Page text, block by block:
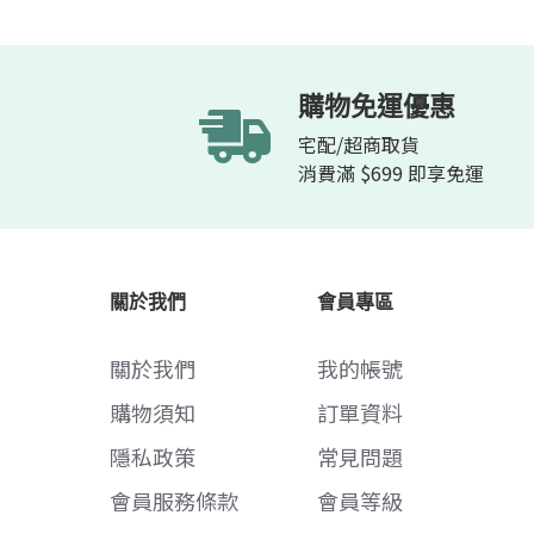
購物免運優惠
宅配/超商取貨
消費滿 $699 即享免運
關於我們
關於我們
購物須知
隱私政策
會員服務條款
會員專區
我的帳號
訂單資料
常見問題
會員等級